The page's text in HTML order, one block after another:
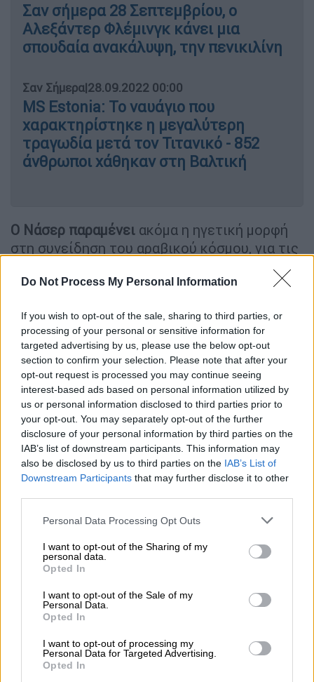
Do Not Process My Personal Information
If you wish to opt-out of the sale, sharing to third parties, or
processing of your personal or sensitive information for
targeted advertising by us, please use the below opt-out
section to confirm your selection. Please note that after your
opt-out request is processed you may continue seeing
interest-based ads based on personal information utilized by
us or personal information disclosed to third parties prior to
your opt-out. You may separately opt-out of the further
disclosure of your personal information by third parties on the
IAB’s list of downstream participants. This information may
also be disclosed by us to third parties on the IAB’s List of
Downstream Participants that may further disclose it to other
Please note that this website/app uses one or more Google
not limited to your visit or usage behaviour. You may click to
grant or deny consent to Google and its third-party tags to
use your data for below specified purposes in below Google
consent section.
Personal Data Processing Opt Outs
I want to opt-out of the Sharing of my
personal data.
Opted In
I want to opt-out of the Sale of my
Personal Data.
Opted In
I want to opt-out of processing my
Personal Data for Targeted Advertising.
Opted In
Σαν σήμερα 28 Σεπτεμβρίου, ο
Αλεξάντερ Φλέμινγκ κάνει μια
σπουδαία ανακάλυψη, την πενικιλίνη
Σαν Σήμερα|28.09.2022 00:00
MS Estonia: Το ναυάγιο που
χαρακτηρίστηκε η μεγαλύτερη
τραγωδία μετά τον Τιτανικό - 852
άνθρωποι χάθηκαν στη Βαλτική
Ο Νάσερ παραμένει ακόμα η ηγετική μορφή
στη συνείδηση του αραβικού κόσμου, για τις
δικαιοσύνη και την αραβική ενότητα, την
αντιιμπεριαλιστικές προσπάθειες. Η
προεδρία του συνέπεσε με την αιγυπτιακή
πολιτιστική έκρηξη: θεμελίωσε μεγάλα
βιομηχανικά έργα, όπως το Φράγμα του
Ασουάν. Οι επικριτές του Νάσερ άσκησαν
αρνητική κριτική απέναντι στον αυταρχισμό
του, στις παραβιάσεις ανθρωπίνων
δικαιωμάτων και στην κυριαρχία του στο
στρατό όσον αφορά τα πολιτικά θεσμικά
όργανα, εγκαθιστώντας ένα σχέδιο
στρατιωτικής και δικτατορικής κυριαρχίας
στην Αίγυπτο.